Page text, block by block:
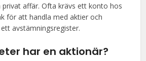
affär. Ofta krävs ett konto hos
för att handla med aktier och
avstämningsregister.
har en aktionär?